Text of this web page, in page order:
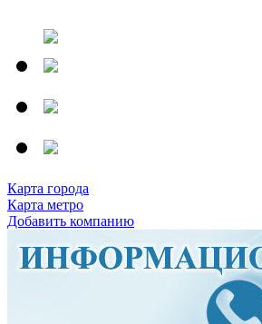
Карта города
Карта метро
Добавить компанию